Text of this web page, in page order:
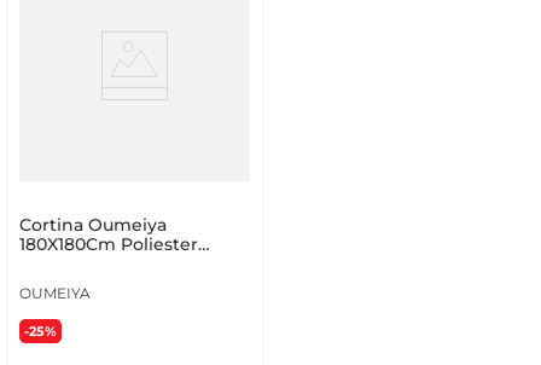
Cortina Oumeiya
180X180Cm Poliester
OUMEIYA
-25%